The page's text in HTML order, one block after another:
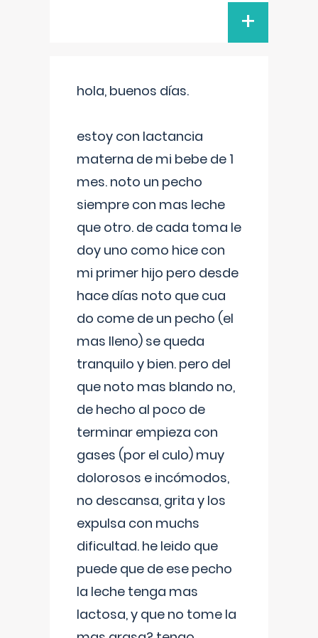
+
hola, buenos días.
estoy con lactancia
materna de mi bebe de 1
mes. noto un pecho
siempre con mas leche
que otro. de cada toma le
doy uno como hice con
mi primer hijo pero desde
hace días noto que cua
do come de un pecho (el
mas lleno) se queda
tranquilo y bien. pero del
que noto mas blando no,
de hecho al poco de
terminar empieza con
gases (por el culo) muy
dolorosos e incómodos,
no descansa, grita y los
expulsa con muchs
dificultad. he leido que
puede que de ese pecho
la leche tenga mas
lactosa, y que no tome la